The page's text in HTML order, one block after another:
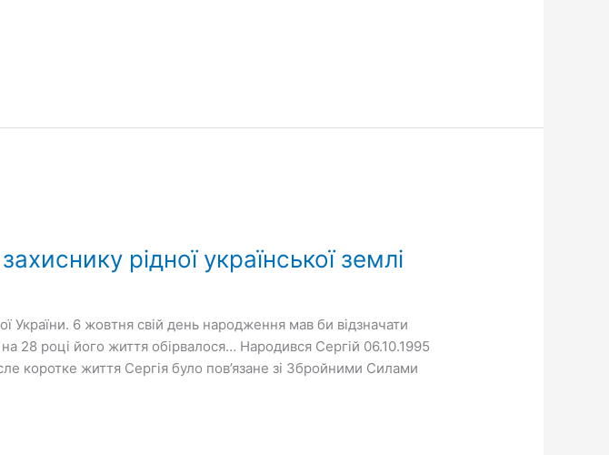
рідної української землі
6 жовтня свій день народження мав би відзначати
28 році його життя обірвалося… Народився Сергій 06.10.1995
коротке життя Сергія було пов’язане зі Збройними Силами